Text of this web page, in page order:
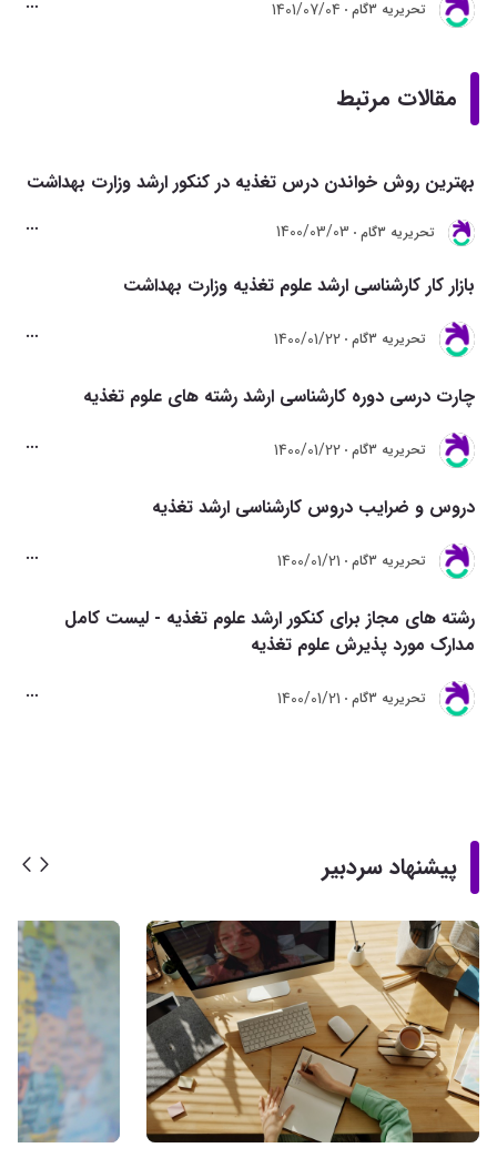
تحريريه 3گام 1401/07/04
مقالات مرتبط
بهترین روش خواندن درس تغذیه در کنکور ارشد وزارت بهداشت
تحريريه 3گام 1400/03/03
بازار کار کارشناسی ارشد علوم تغذیه وزارت بهداشت
تحريريه 3گام 1400/01/22
چارت درسی دوره کارشناسی ارشد رشته های علوم تغذیه
تحريريه 3گام 1400/01/22
دروس و ضرایب دروس کارشناسی ارشد تغذیه
تحريريه 3گام 1400/01/21
رشته های مجاز برای کنکور ارشد علوم تغذیه - لیست کامل
مدارک مورد پذیرش علوم تغذیه
تحريريه 3گام 1400/01/21
پیشنهاد سردبیر